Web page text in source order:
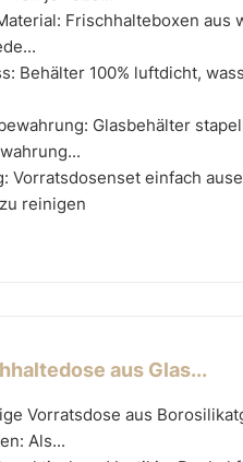
Frischhalteboxen aus
Behälter 100% luftdicht,
Glasbehälter
Vorratsdosenset einfach
reinigen
aus Glas...
Vorratsdose aus
Als...